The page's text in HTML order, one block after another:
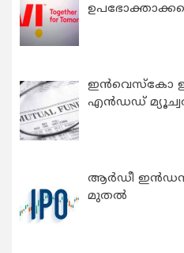
ഉപഭോക്താക്കളെ
ഇന്‍വെസ്കോ
എന്‍ഡഡ്
ആർഡീ
മുതൽ